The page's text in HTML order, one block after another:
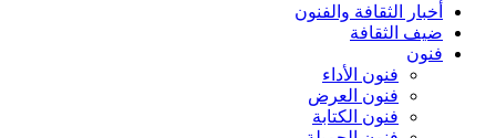
أخبار الثقافة والفنون
ضيف الثقافة
فنون
فنون الأداء
فنون العرض
فنون الكتابة